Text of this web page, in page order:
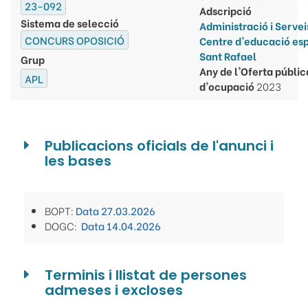
23-092
Sistema de selecció
CONCURS OPOSICIÓ
Grup
APL
Adscripció
Administració i
Centre d'educació
Sant Rafael
Any de l'Oferta
d'ocupació2023
Publicacions oficials de l'anunci i
les bases
BOPT: Data 27.03.2026
DOGC: Data 14.04.2026
Terminis i llistat de persones
admeses i excloses